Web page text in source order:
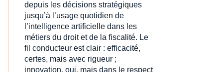
depuis les décisions stratégiques
jusqu’à l’usage quotidien de
l’intelligence artificielle dans les
métiers du droit et de la fiscalité. Le
fil conducteur est clair : efficacité,
certes, mais avec rigueur ;
innovation, oui, mais dans le respect